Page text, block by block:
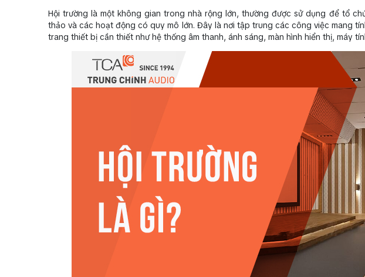
Hội trường là một không gian trong nhà rộng lớn, thường được sử dụng để tổ
thảo và các hoạt động có quy mô lớn. Đây là nơi tập trung các công việc mang
trang thiết bị cần thiết như hệ thống âm thanh, ánh sáng, màn hình hiển thị, máy